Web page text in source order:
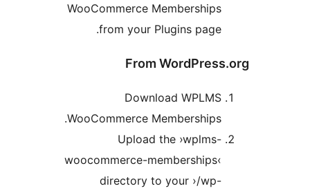
WooCommerce
from your Plugins
From
Download
WooCommerce
Upload the
woocommerce-
directory to your ›/